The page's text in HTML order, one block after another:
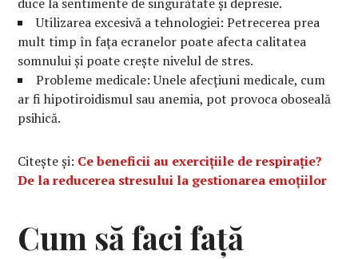
Utilizarea excesivă a tehnologiei: Petrecerea prea
mult timp în fața ecranelor poate afecta calitatea
somnului și poate crește nivelul de stres.
Probleme medicale: Unele afecțiuni medicale, cum
ar fi hipotiroidismul sau anemia, pot provoca oboseală
psihică.
Citește și: Ce beneficii au exercițiile de respirație?
De la reducerea stresului la gestionarea emoțiilor
Cum să faci față